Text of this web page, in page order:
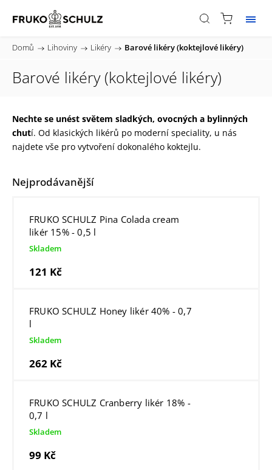
Domů / Lihoviny / Likéry / Barové likéry (koktejlové likéry)
Barové likéry (koktejlové likéry)
Nechte se unést světem sladkých, ovocných a bylinných
chutí. Od klasických likérů po moderní speciality, u nás
najdete vše pro vytvoření dokonalého koktejlu.
Nejprodávanější
FRUKO SCHULZ Pina Colada cream
likér 15% - 0,5 l
Skladem
121 Kč
FRUKO SCHULZ Honey likér 40% - 0,7
l
Skladem
262 Kč
FRUKO SCHULZ Cranberry likér 18% -
0,7 l
Skladem
99 Kč